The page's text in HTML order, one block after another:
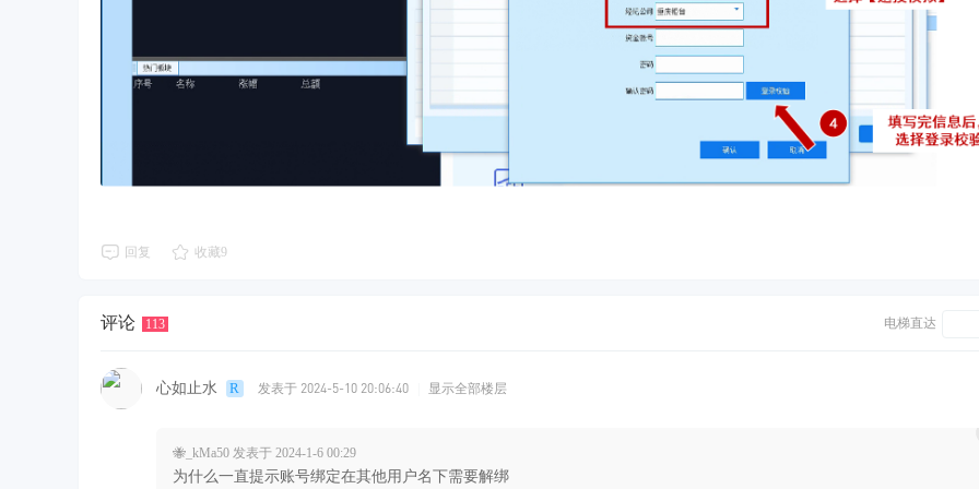
回复 收藏9
电梯直达
评论 113
心如止水 发表于 2024-5-10 20:06:40 显示全部楼层
🐝_kMa50 发表于 2024-1-6 00:29
为什么一直提示账号绑定在其他用户名下需要解绑